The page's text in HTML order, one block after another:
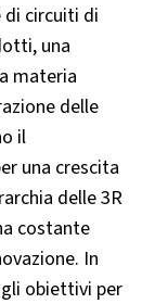
di circuiti di
una
materia
delle
il
una crescita
delle 3R
costante
In
obiettivi per